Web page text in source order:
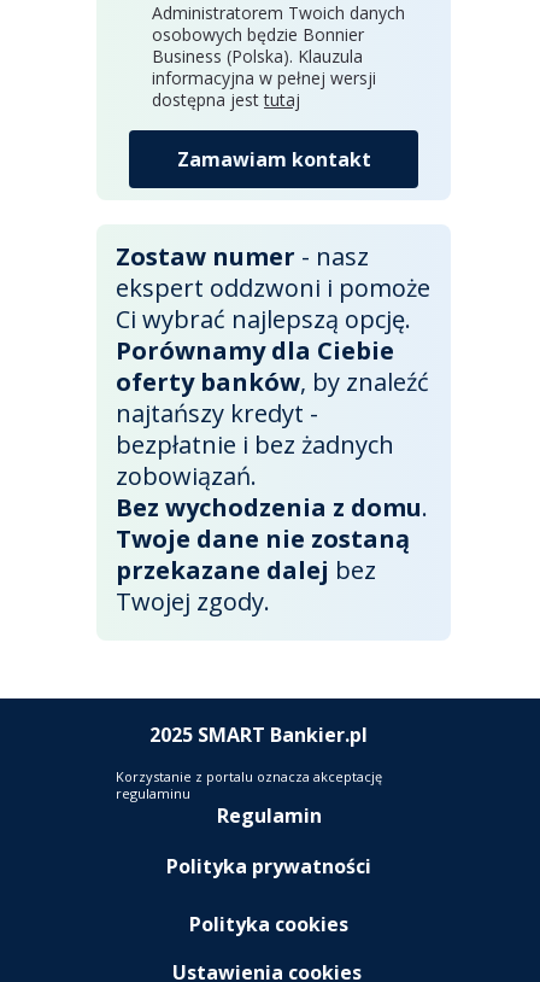
Administratorem Twoich danych
osobowych będzie Bonnier
Business (Polska). Klauzula
informacyjna w pełnej wersji
dostępna jesttutaj
Zamawiam kontakt
Zostaw numer - nasz
ekspert oddzwoni i pomoże
Ci wybrać najlepszą opcję.
Porównamy dla Ciebie
oferty banków, by znaleźć
najtańszy kredyt -
bezpłatnie i bez żadnych
zobowiązań.
Bez wychodzenia z domu.
Twoje dane nie zostaną
przekazane dalej bez
Twojej zgody.
2025 SMART Bankier.pl
Korzystanie z portalu oznacza akceptację
regulaminu
Regulamin
Polityka prywatności
Polityka cookies
Ustawienia cookies